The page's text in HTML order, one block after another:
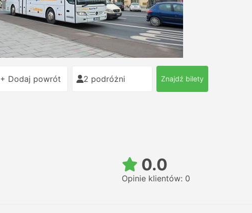
+ Dodaj powrót 2 podróżni Znajdź bilety
0.0
Opinie klientów: 0